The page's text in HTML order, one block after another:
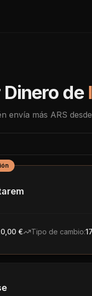
Dinero de
envía más ARS desde
0,00 € Tipo de cambio: